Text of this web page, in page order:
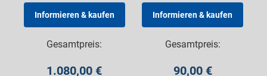
Gesamtpreis:
1.080,00€
Gesamtpreis:
90,00 €